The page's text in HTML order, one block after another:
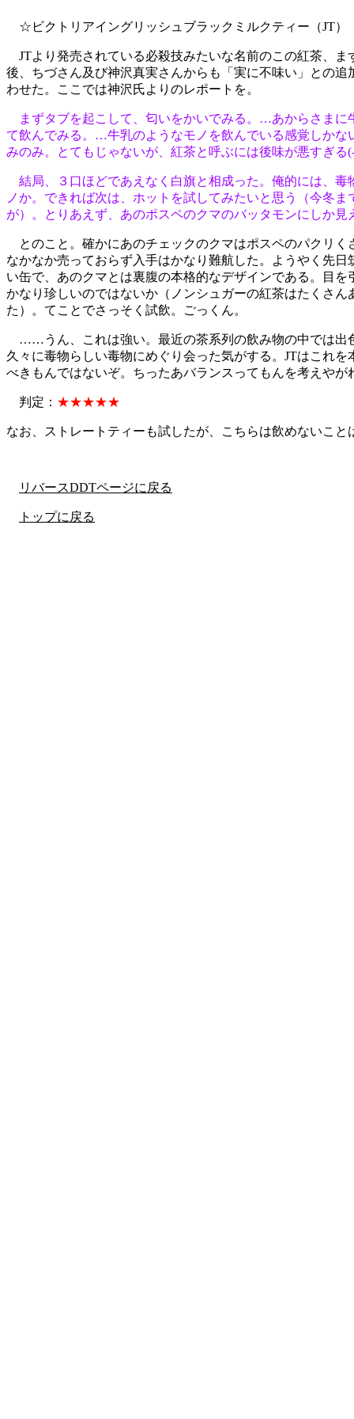
☆ビクトリアイングリッシュブラックミルクティー（JT）
JTより発売されている必殺技みたいな名前のこの紅茶、
後、ちづさん及び神沢真実さんからも「実に不味い」との
わせた。ここでは神沢氏よりのレポートを。
まずタブを起こして、匂いをかいでみる。…あからさまに
て飲んでみる。…牛乳のようなモノを飲んでいる感覚しか
みのみ。とてもじゃないが、紅茶と呼ぶには後味が悪すぎる
結局、３口ほどであえなく白旗と相成った。俺的には、毒
ノか。できれば次は、ホットを試してみたいと思う（今冬
が）。とりあえず、あのポスペのクマのバッタモンにしか
とのこと。確かにあのチェックのクマはポスペのパクリ
なかなか売っておらず入手はかなり難航した。ようやく先
い缶で、あのクマとは裏腹の本格的なデザインである。目
かなり珍しいのではないか（ノンシュガーの紅茶はたくさ
た）。てことでさっそく試飲。ごっくん。
……うん、これは強い。最近の茶系列の飲み物の中では出
久々に毒物らしい毒物にめぐり会った気がする。JTはこれ
べきもんではないぞ。ちったあバランスってもんを考えや
判定： ★★★★★
なお、ストレートティーも試したが、こちらは飲めないこと
リバースDDTページに戻る
トップに戻る